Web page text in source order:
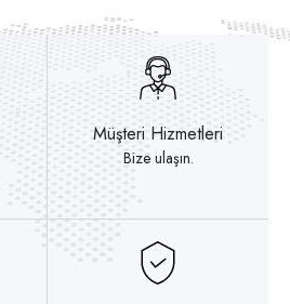
Müşteri Hizmetleri
Bize ulaşın.